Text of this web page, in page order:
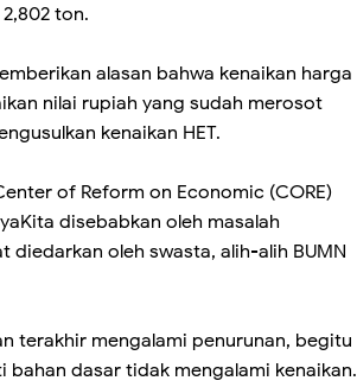
ton.
alasan bahwa kenaikan harga
nilai rupiah yang sudah merosot
kenaikan HET.
of Reform on Economic (CORE)
disebabkan oleh masalah
oleh swasta, alih-alih BUMN
terakhir mengalami penurunan, begitu
dasar tidak mengalami kenaikan.